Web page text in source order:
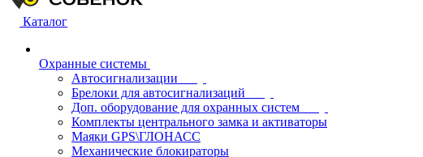
Каталог
Охранные системы
Автосигнализации
Брелоки для автосигнализаций
Доп. оборудование для охранных систем
Комплекты центрального замка и активаторы
Маяки GPS\ГЛОНАСС
Механические блокираторы